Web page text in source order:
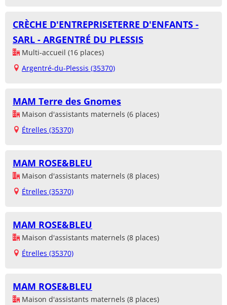
CRÈCHE D'ENTREPRISETERRE D'ENFANTS -
SARL - ARGENTRÉ DU PLESSIS
Multi-accueil (16 places)
Argentré-du-Plessis (35370)
MAM Terre des Gnomes
Maison d'assistants maternels (6 places)
Étrelles (35370)
MAM ROSE&BLEU
Maison d'assistants maternels (8 places)
Étrelles (35370)
MAM ROSE&BLEU
Maison d'assistants maternels (8 places)
Étrelles (35370)
MAM ROSE&BLEU
Maison d'assistants maternels (8 places)